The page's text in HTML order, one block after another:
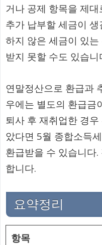
거나 공제 항목을 제
추가 납부할 세금이
하지 않은 세금이 있
받지 못할 수도 있습니
연말정산으로 환급과
우에는 별도의 환급금
퇴사 후 재취업한 경
았다면 5월 종합소득
환급받을 수 있습니다
합니다.
요약정리
항목